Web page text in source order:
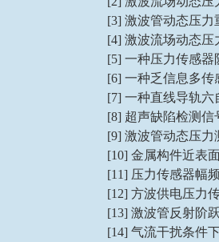
[3] 激波管动态压力
[4] 激波流场动态压
[5] 一种压力传感器
[6] 一种乏信息多传
[7] 一种直线导轨六
[8] 超声缺陷检测信
[9] 激波管动态压力
[10] 金属构件近表
[11] 压力传感器幅
[12] 方波供电压力
[13] 激波管反射阶
[14] 气流干扰条件